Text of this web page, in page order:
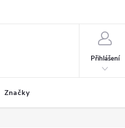
údajů
Přihlášení
Značky